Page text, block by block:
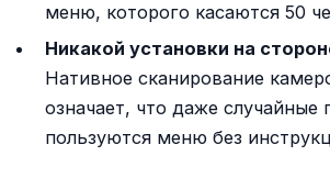
меню, которого касаются 50
Никакой установки на
Нативное сканирование
означает, что даже случайные
пользуются меню без